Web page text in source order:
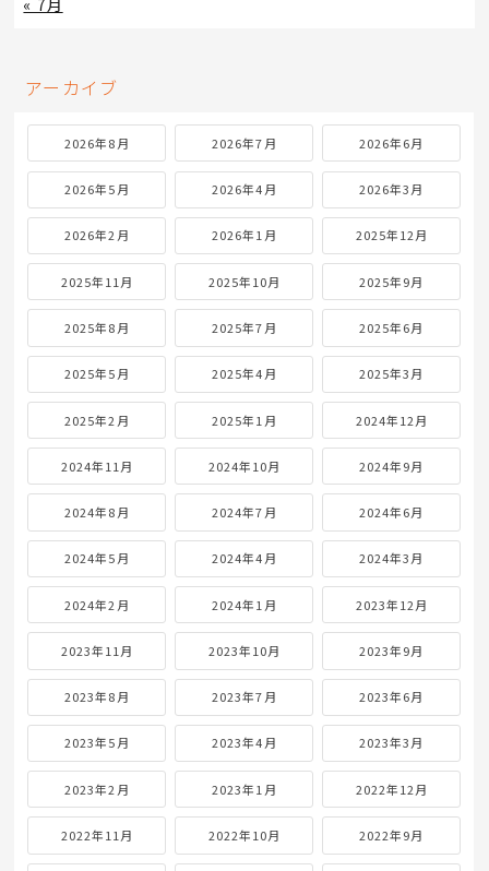
« 7月
アーカイブ
2026年8月 2026年7月 2026年6月
2026年5月 2026年4月 2026年3月
2026年2月 2026年1月 2025年12月
2025年11月 2025年10月 2025年9月
2025年8月 2025年7月 2025年6月
2025年5月 2025年4月 2025年3月
2025年2月 2025年1月 2024年12月
2024年11月 2024年10月 2024年9月
2024年8月 2024年7月 2024年6月
2024年5月 2024年4月 2024年3月
2024年2月 2024年1月 2023年12月
2023年11月 2023年10月 2023年9月
2023年8月 2023年7月 2023年6月
2023年5月 2023年4月 2023年3月
2023年2月 2023年1月 2022年12月
2022年11月 2022年10月 2022年9月